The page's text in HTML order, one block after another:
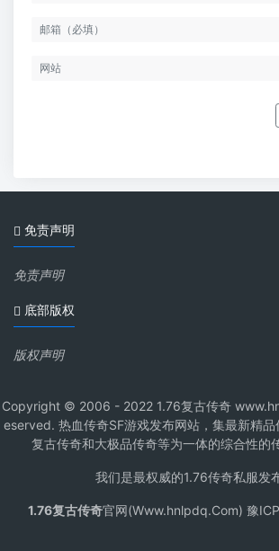
免责声明
免责声明
底部版权
版权声明
Copyright © 2006 - 2022 1.76复古传奇
eserved. 热血传奇SF游戏发布网站，集最新精
复古传奇和大极品传奇等为一体的综合性的
我们是最权威的1.76传奇私服发
1.76复古传奇官网(Www.hnlpdq.Com) 豫